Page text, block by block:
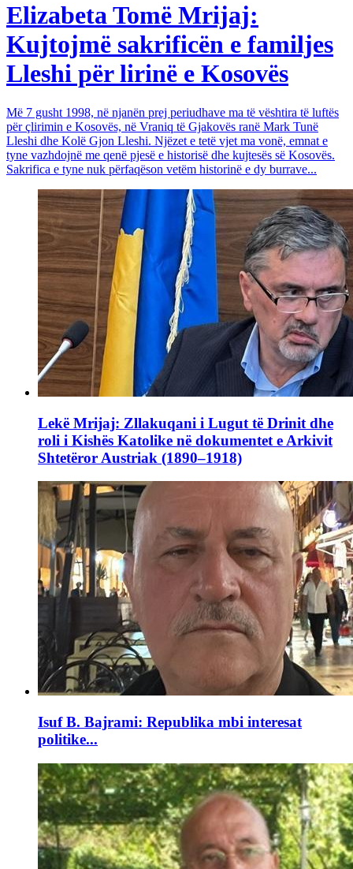
Elizabeta Tomë Mrijaj:
Kujtojmë sakrificën e familjes
Lleshi për lirinë e Kosovës
Më 7 gusht 1998, në njanën prej periudhave ma të vështira të luftës
për çlirimin e Kosovës, në Vraniq të Gjakovës ranë Mark Tunë
Lleshi dhe Kolë Gjon Lleshi. Njëzet e tetë vjet ma vonë, emnat e
tyne vazhdojnë me qenë pjesë e historisë dhe kujtesës së Kosovës.
Sakrifica e tyne nuk përfaqëson vetëm historinë e dy burrave...
Lekë Mrijaj: Zllakuqani i Lugut të Drinit dhe
roli i Kishës Katolike në dokumentet e Arkivit
Shtetëror Austriak (1890–1918)
Isuf B. Bajrami: Republika mbi interesat
politike...